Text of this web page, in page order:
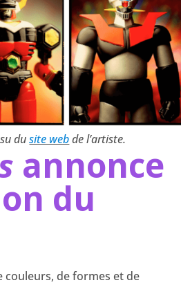
dusite webde l’artiste.
annonce
du
couleurs, de formes et de